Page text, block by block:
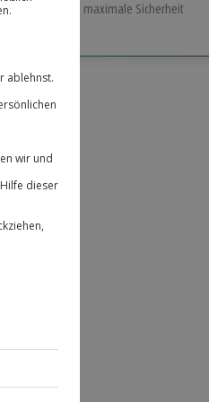
Flexibilität und maximale Sicherheit
für alle Erlebnisse einlösbar.
verlängerbar.